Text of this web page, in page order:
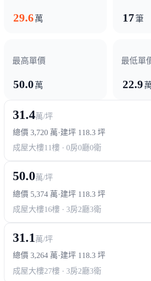
29.6 萬 17筆
最高單價
50.0 萬
最低單
22.9
31.4萬/坪
總價 3,720 萬·建坪 118.3 坪
成屋大樓11樓 · 0房0廳0衛
50.0萬/坪
總價 5,374 萬·建坪 118.3 坪
成屋大樓16樓 · 3房2廳3衛
31.1萬/坪
總價 3,264 萬·建坪 118.3 坪
成屋大樓27樓 · 3房2廳3衛